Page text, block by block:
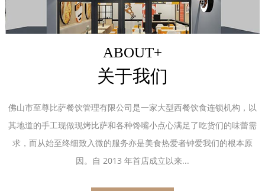
ABOUT+
关于我们
佛山市至尊比萨餐饮管理有限公司是一家大型西餐饮食连锁机构，以
其地道的手工现做现烤比萨和各种馋嘴小点心满足了吃货们的味蕾需
求，而从始至终细致入微的服务亦是美食热爱者钟爱我们的根本原
因。自 2013 年首店成立以来...